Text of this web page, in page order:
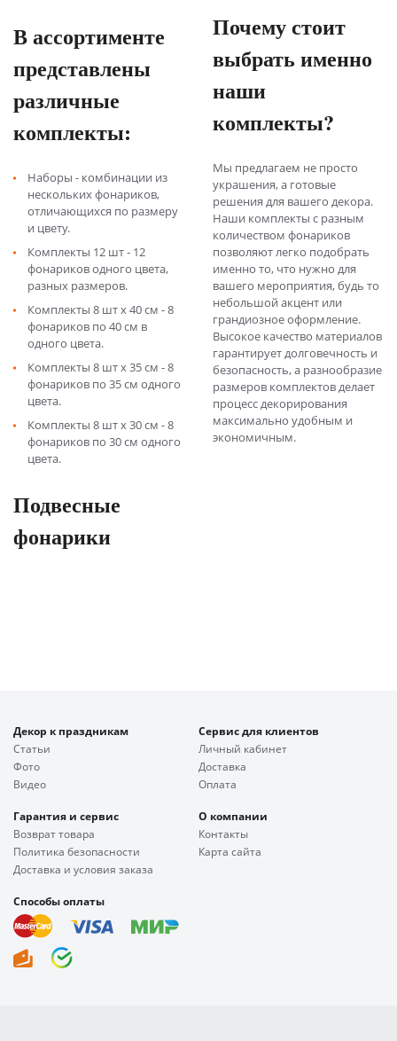
В ассортименте
представлены
различные
комплекты:
Наборы - комбинации из
нескольких фонариков,
отличающихся по размеру
и цвету.
Комплекты 12 шт - 12
фонариков одного цвета,
разных размеров.
Комплекты 8 шт х 40 см - 8
фонариков по 40 см в
одного цвета.
Комплекты 8 шт х 35 см - 8
фонариков по 35 см одного
цвета.
Комплекты 8 шт х 30 см - 8
фонариков по 30 см одного
цвета.
Подвесные
фонарики
Почему стоит
выбрать именно
наши
комплекты?
Мы предлагаем не просто
украшения, а готовые
решения для вашего декора.
Наши комплекты с разным
количеством фонариков
позволяют легко подобрать
именно то, что нужно для
вашего мероприятия, будь то
небольшой акцент или
грандиозное оформление.
Высокое качество материалов
гарантирует долговечность и
безопасность, а разнообразие
размеров комплектов делает
процесс декорирования
максимально удобным и
экономичным.
Декор к праздникам
Статьи
Фото
Видео
Сервис для клиентов
Личный кабинет
Доставка
Оплата
Гарантия и сервис
Возврат товара
Политика безопасности
Доставка и условия заказа
О компании
Контакты
Карта сайта
Способы оплаты